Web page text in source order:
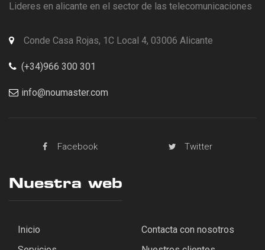
Lideres en alicante en el sector de las telecomunicaciones
Conde Casa Rojas, 1C Local 4, 03006 Alicante
(+34)966 300 301
info@noumaster.com
Facebook Twitter
Nuestra web
Inicio
Contacta con nosotros